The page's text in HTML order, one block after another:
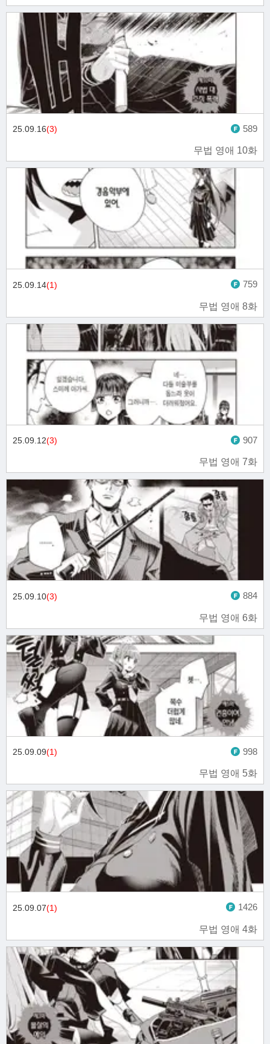
무법 영애 10화
25.09.16(3) 589
무법 영애 8화
25.09.14(1) 759
무법 영애 7화
25.09.12(3) 907
무법 영애 6화
25.09.10(3) 884
무법 영애 5화
25.09.09(1) 998
무법 영애 4화
25.09.07(1) 1426